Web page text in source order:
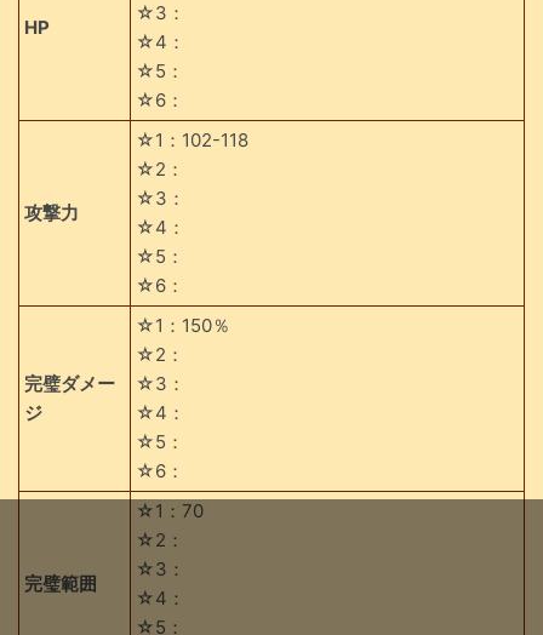
HP
☆3：
☆4：
☆5：
☆6：
攻撃力
☆1：102-118
☆2：
☆3：
☆4：
☆5：
☆6：
完璧ダメー
ジ
☆1：150％
☆2：
☆3：
☆4：
☆5：
☆6：
完璧範囲
☆1：70
☆2：
☆3：
☆4：
☆5：